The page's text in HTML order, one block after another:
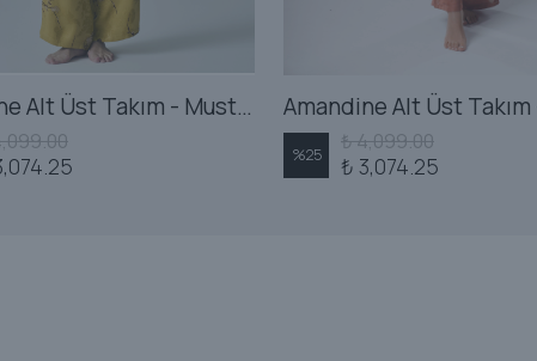
Amandine Alt Üst Takım - Mustard
%25
₺ 4,099.00
₺ 3,074.25